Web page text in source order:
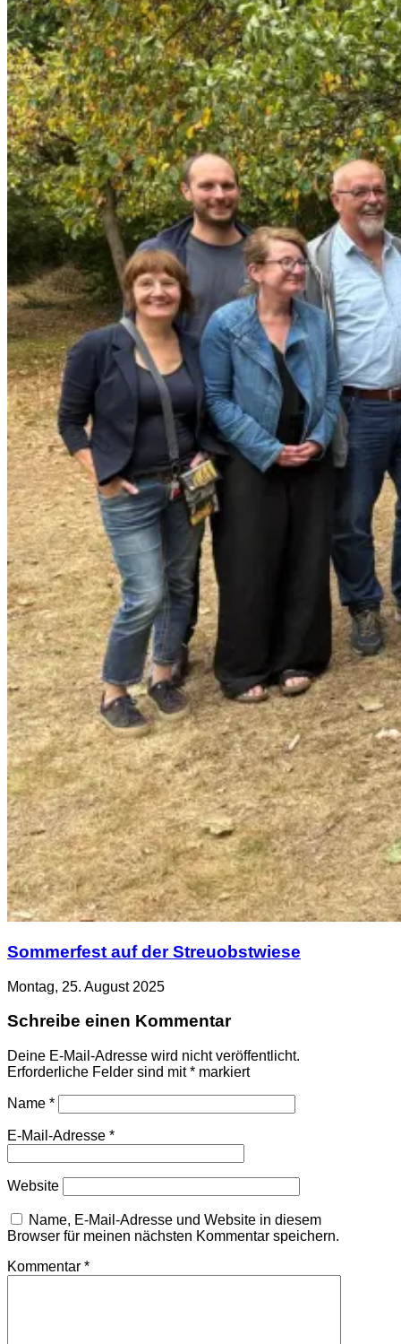
Sommerfest auf der Streuobstwiese
Montag, 25. August 2025
Schreibe einen Kommentar
Deine E-Mail-Adresse wird nicht veröffentlicht.
Erforderliche Felder sind mit* markiert
Name *
E-Mail-Adresse *
Website
Name, E-Mail-Adresse und Website in diesem
Browser für meinen nächsten Kommentar speichern.
Kommentar *